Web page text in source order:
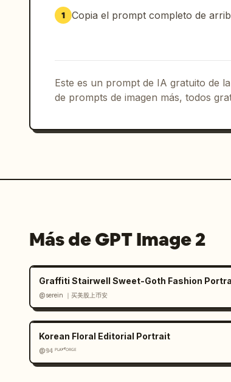
- Presentación realista de
ilustración
- Maqueta completa de la
- Múltiples secciones de
- Ligera perspectiva o
Un concepto de diseño de UI/
Haz que parezca una
1 Copia el prompt completo de
Este es un prompt de IA gratuito de
de prompts de imagen más, todos
Más de GPT Image 2
Graffiti Stairwell Sweet-Goth Fashion
@serein ｜买美股上币安
Korean Floral Editorial Portrait
@𝟡𝟜 ᴾᴸᴬʸᶠᴼᴿᴳᴱ